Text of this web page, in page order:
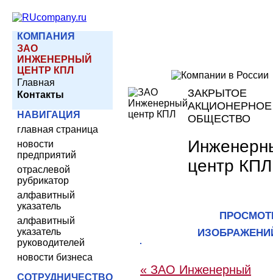
КОМПАНИЯ
ЗАО
ИНЖЕНЕРНЫЙ
ЦЕНТР КПЛ
Главная
Контакты
НАВИГАЦИЯ
главная страница
новости
предприятий
отраслевой
рубрикатор
алфавитный
указатель
алфавитный
указатель
руководителей
новости бизнеса
СОТРУДНИЧЕСТВО
ЗАКРЫТОЕ
АКЦИОНЕРНОЕ
ОБЩЕСТВО
центр КПЛ
« ЗАО Инженерный